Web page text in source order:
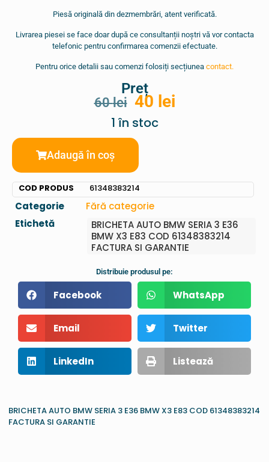
Piesă originală din dezmembrări, atent verificată.
Livrarea piesei se face doar după ce consultanții noștri vă vor contacta
telefonic pentru confirmarea comenzii efectuate.
Pentru orice detalii sau comenzi folosiți secțiunea contact.
Preț
60lei 40 lei
1 în stoc
Adaugă în coș
COD PRODUS 61348383214
Categorie
Fără categorie
Etichetă
BRICHETA AUTO BMW SERIA 3 E36
BMW X3 E83 COD 61348383214
FACTURA SI GARANTIE
Distribuie produsul pe:
Facebook WhatsApp
Email Twitter
LinkedIn Listează
BRICHETA AUTO BMW SERIA 3 E36 BMW X3 E83 COD 61348383214
FACTURA SI GARANTIE